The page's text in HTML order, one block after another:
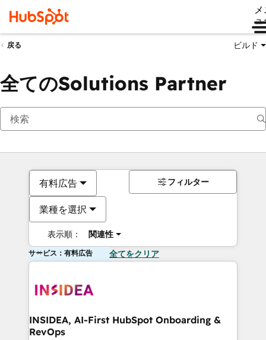
ュ
戻る ビルド
全てのSolutions Partner
有料広告
業種を選択
表示順： 関連性
フィルター
サービス：有料広告 全てをクリア
INSIDEA, AI-First HubSpot Onboarding &
RevOps